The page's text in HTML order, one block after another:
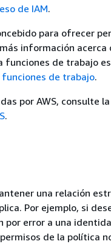
de IAM.
para ofrecer
información
funciones de trabajo
de trabajo.
por AWS, consulte la
.
una relación
Por ejemplo, si
por error a una
de la política